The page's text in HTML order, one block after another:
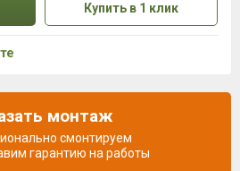
Купить в 1 клик
монтаж
смонтируем
гарантию на работы